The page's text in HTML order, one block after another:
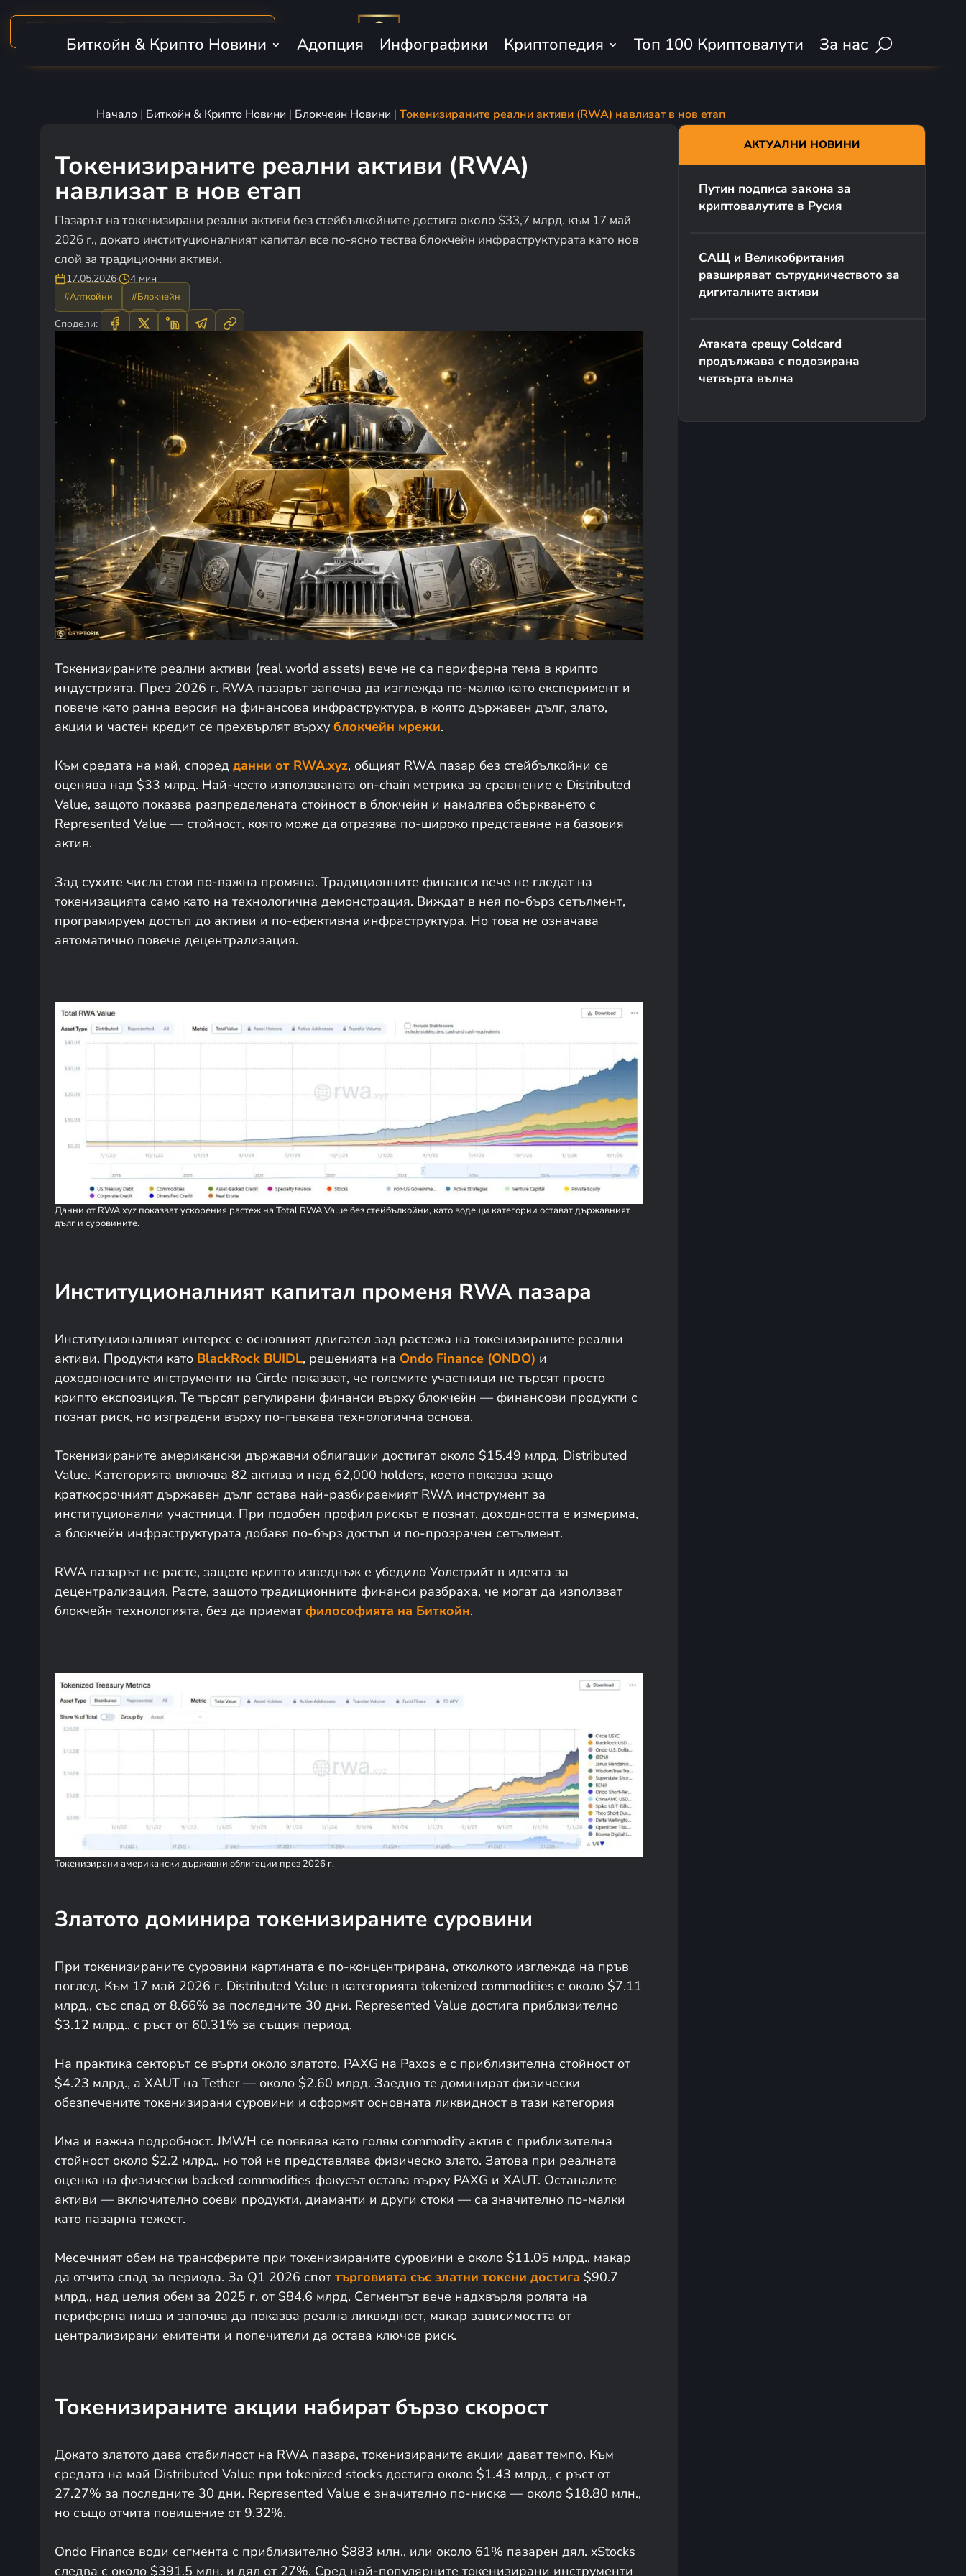
Биткойн & Крипто Новини Адопция Инфографики Криптопедия Топ 100 Криптовалути За нас
Начало | Биткойн & Крипто Новини | Блокчейн Новини |Токенизираните реални активи (RWA) навлизат в нов етап
Токенизираните реални активи (RWA)
навлизат в нов етап
Пазарът на токенизирани реални активи без стейбълкойните достига около $33,7 млрд. към 17 май
2026 г., докато институционалният капитал все по-ясно тества блокчейн инфраструктурата като нов
слой за традиционни активи.
17.05.2026· 4 мин
#Алткойни #Блокчейн
Сподели:
Токенизираните реални активи (real world assets) вече не са периферна тема в крипто
индустрията. През 2026 г. RWA пазарът започва да изглежда по-малко като експеримент и
повече като ранна версия на финансова инфраструктура, в която държавен дълг, злато,
акции и частен кредит се прехвърлят върху блокчейн мрежи.
Към средата на май, според данни от RWA.xyz, общият RWA пазар без стейбълкойни се
оценява над $33 млрд. Най-често използваната on-chain метрика за сравнение е Distributed
Value, защото показва разпределената стойност в блокчейн и намалява объркването с
Represented Value — стойност, която може да отразява по-широко представяне на базовия
актив.
Зад сухите числа стои по-важна промяна. Традиционните финанси вече не гледат на
токенизацията само като на технологична демонстрация. Виждат в нея по-бърз сетълмент,
програмируем достъп до активи и по-ефективна инфраструктура. Но това не означава
автоматично повече децентрализация.
Данни от RWA.xyz показват ускорения растеж на Total RWA Value без стейбълкойни, като водещи категории остават държавният
дълг и суровините.
Институционалният капитал променя RWA пазара
Институционалният интерес е основният двигател зад растежа на токенизираните реални
активи. Продукти като BlackRock BUIDL, решенията на Ondo Finance (ONDO) и
доходоносните инструменти на Circle показват, че големите участници не търсят просто
крипто експозиция. Те търсят регулирани финанси върху блокчейн — финансови продукти с
познат риск, но изградени върху по-гъвкава технологична основа.
Токенизираните американски държавни облигации достигат около $15.49 млрд. Distributed
Value. Категорията включва 82 актива и над 62,000 holders, което показва защо
краткосрочният държавен дълг остава най-разбираемият RWA инструмент за
институционални участници. При подобен профил рискът е познат, доходността е измерима,
а блокчейн инфраструктурата добавя по-бърз достъп и по-прозрачен сетълмент.
RWA пазарът не расте, защото крипто изведнъж е убедило Уолстрийт в идеята за
децентрализация. Расте, защото традиционните финанси разбраха, че могат да използват
блокчейн технологията, без да приемат философията на Биткойн.
Токенизирани американски държавни облигации през 2026 г.
Златото доминира токенизираните суровини
При токенизираните суровини картината е по-концентрирана, отколкото изглежда на пръв
поглед. Към 17 май 2026 г. Distributed Value в категорията tokenized commodities е около $7.11
млрд., със спад от 8.66% за последните 30 дни. Represented Value достига приблизително
$3.12 млрд., с ръст от 60.31% за същия период.
На практика секторът се върти около златото. PAXG на Paxos е с приблизителна стойност от
$4.23 млрд., а XAUT на Tether — около $2.60 млрд. Заедно те доминират физически
обезпечените токенизирани суровини и оформят основната ликвидност в тази категория
Има и важна подробност. JMWH се появява като голям commodity актив с приблизителна
стойност около $2.2 млрд., но той не представлява физическо злато. Затова при реалната
оценка на физически backed commodities фокусът остава върху PAXG и XAUT. Останалите
активи — включително соеви продукти, диаманти и други стоки — са значително по-малки
като пазарна тежест.
Месечният обем на трансферите при токенизираните суровини е около $11.05 млрд., макар
да отчита спад за периода. За Q1 2026 спот търговията със златни токени достига $90.7
млрд., над целия обем за 2025 г. от $84.6 млрд. Сегментът вече надхвърля ролята на
периферна ниша и започва да показва реална ликвидност, макар зависимостта от
централизирани емитенти и попечители да остава ключов риск.
Токенизираните акции набират бързо скорост
Докато златото дава стабилност на RWA пазара, токенизираните акции дават темпо. Към
средата на май Distributed Value при tokenized stocks достига около $1.43 млрд., с ръст от
27.27% за последните 30 дни. Represented Value е значително по-ниска — около $18.80 млн.,
но също отчита повишение от 9.32%.
Ondo Finance води сегмента с приблизително $883 млн., или около 61% пазарен дял. xStocks
следва с около $391.5 млн. и дял от 27%. Сред най-популярните токенизирани инструменти
АКТУАЛНИ НОВИНИ
Путин подписа закона за
криптовалутите в Русия
САЩ и Великобритания
разширяват сътрудничеството за
дигиталните активи
Атаката срещу Coldcard
продължава с подозирана
четвърта вълна